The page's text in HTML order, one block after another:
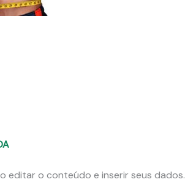
editar o conteúdo e inserir seus dados.